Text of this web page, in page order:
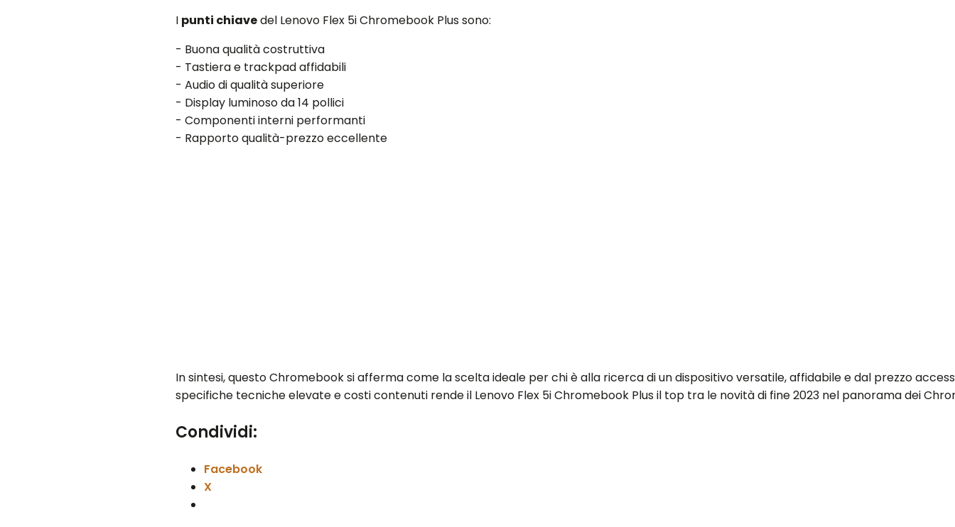
I punti chiavedel Lenovo Flex 5i Chromebook Plus sono:
- Buona qualità costruttiva
- Tastiera e trackpad affidabili
- Audio di qualità superiore
- Display luminoso da 14 pollici
- Componenti interni performanti
- Rapporto qualità-prezzo eccellente
In sintesi, questo Chromebook si afferma come la scelta ideale per chi è alla ricerca di un dispositivo versatile, affidabile e dal prezzo
specifiche tecniche elevate e costi contenuti rende il Lenovo Flex 5i Chromebook Plus il top tra le novità di fine 2023 nel panorama dei
Condividi:
Facebook
X